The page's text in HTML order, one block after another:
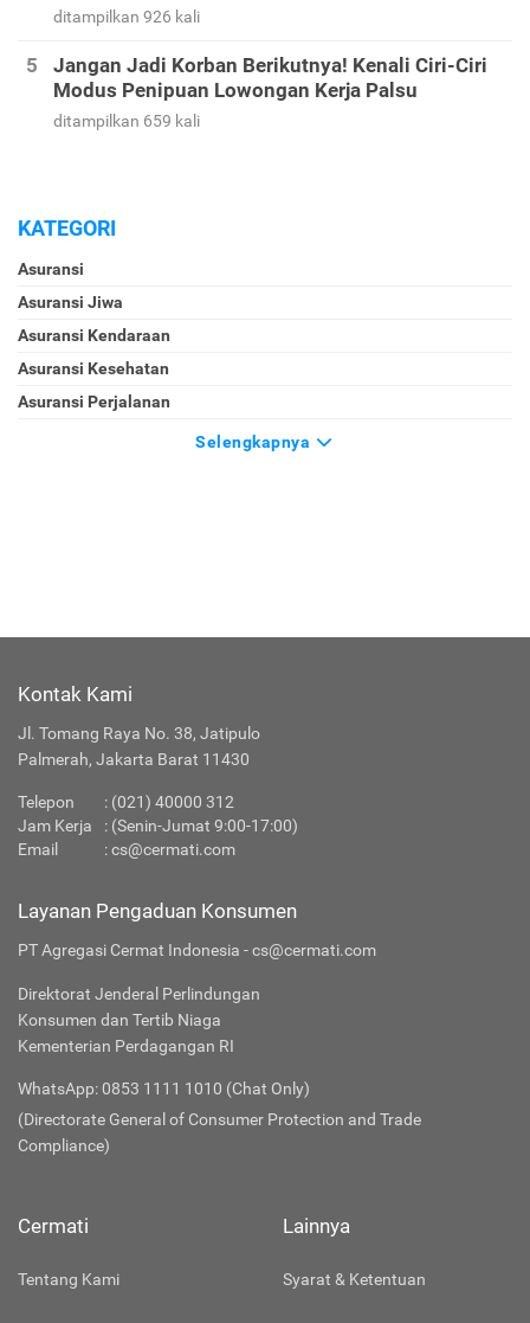
ditampilkan 926 kali
Jangan Jadi Korban Berikutnya! Kenali Ciri-Ciri
Modus Penipuan Lowongan Kerja Palsu
ditampilkan 659 kali
KATEGORI
Asuransi
Asuransi Jiwa
Asuransi Kendaraan
Asuransi Kesehatan
Asuransi Perjalanan
Selengkapnya
Kontak Kami
Jl. Tomang Raya No. 38, Jatipulo
Palmerah, Jakarta Barat 11430
Telepon : (021) 40000 312
Jam Kerja
: (Senin-Jumat 9:00-17:00)
Email
:cs@cermati.com
Layanan Pengaduan Konsumen
PT Agregasi Cermat Indonesia - cs@cermati.com
Direktorat Jenderal Perlindungan
Konsumen dan Tertib Niaga
Kementerian Perdagangan RI
WhatsApp: 0853 1111 1010 (Chat Only)
(Directorate General of Consumer Protection and Trade
Compliance)
Cermati
Tentang Kami
Lainnya
Syarat & Ketentuan